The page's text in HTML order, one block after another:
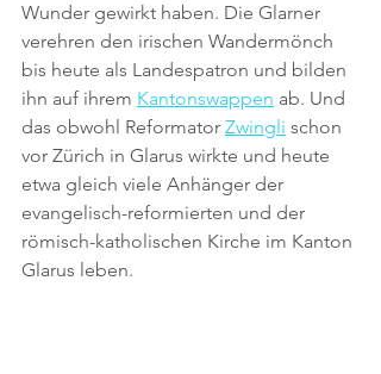
Wunder gewirkt haben. Die Glarner
verehren den irischen Wandermönch
bis heute als Landespatron und bilden
ihn auf ihrem Kantonswappen ab. Und
das obwohl Reformator Zwingli schon
vor Zürich in Glarus wirkte und heute
etwa gleich viele Anhänger der
evangelisch-reformierten und der
römisch-katholischen Kirche im Kanton
Glarus leben.